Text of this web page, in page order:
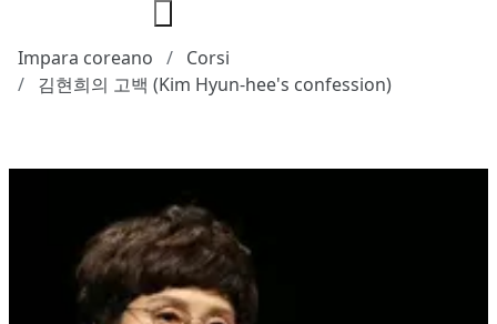
Impara coreano
Corsi
김현희의 고백 (Kim Hyun-hee's confession)